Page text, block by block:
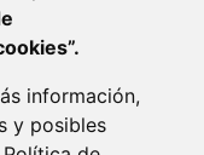
información,
y posibles